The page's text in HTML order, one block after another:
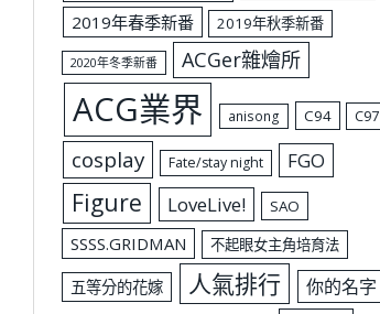
2019年春季新番
2019年秋季新番
2020年冬季新番 ACGer雜燴所
ACG業界 anisong C94 C97
cosplay Fate/stay night FGO
Figure LoveLive! SAO
SSSS.GRIDMAN 不起眼女主角培育法
五等分的花嫁 人氣排行 你的名字